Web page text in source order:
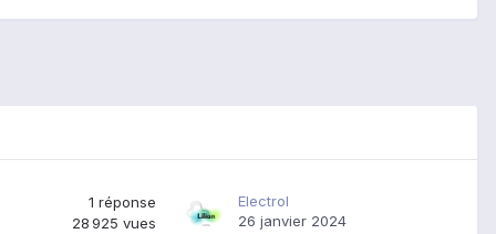
1 réponse
28 925 vues
Electrol
26 janvier 2024